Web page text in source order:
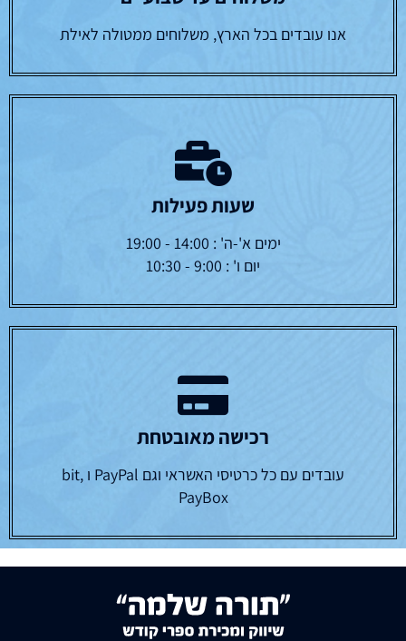
שוטייטין חולין -ב קטן שוטייטין ירושלמי -שבת א
שוטייטין שבת ג -קטן שוטייטין שבת ד-קטן